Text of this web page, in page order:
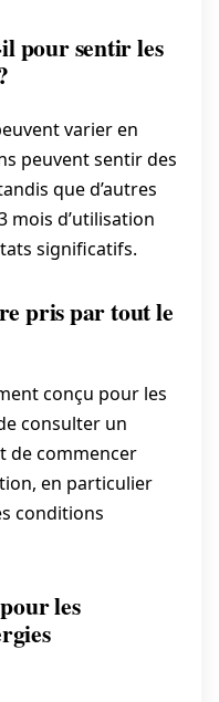
pour sentir les
varier en
peuvent sentir des
que d’autres
mois d’utilisation
significatifs.
pris par tout le
conçu pour les
consulter un
de commencer
en particulier
conditions
les